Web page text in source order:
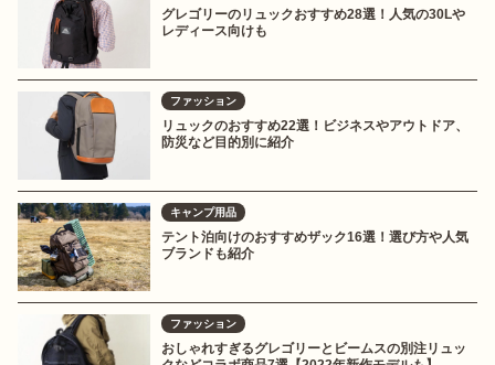
グレゴリーのリュックおすすめ28選！人気の30Lや
レディース向けも
ファッション
リュックのおすすめ22選！ビジネスやアウトドア、
防災など目的別に紹介
キャンプ用品
テント泊向けのおすすめザック16選！選び方や人気
ブランドも紹介
ファッション
おしゃれすぎるグレゴリーとビームスの別注リュッ